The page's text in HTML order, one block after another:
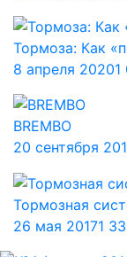
Тормоза: Как
8 апреля 20201
BREMBO
20 сентября
Тормозная
26 мая 20171